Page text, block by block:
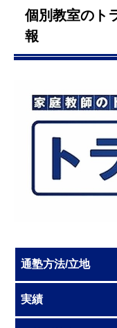
個別教室のト
報
通塾方法/立地
実績